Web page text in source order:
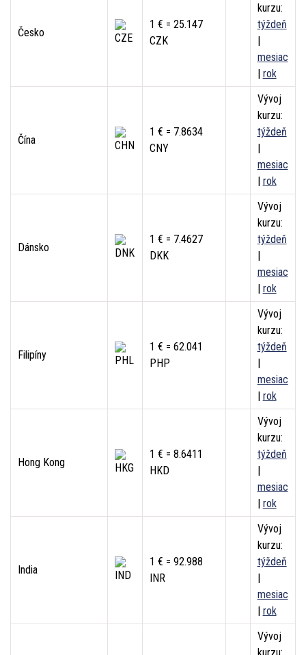
Česko
1 € = 25.147
CZK
kurzu:
týždeň
|
mesiac
| rok
Čína
1 € = 7.8634
CNY
Vývoj
kurzu:
týždeň
|
mesiac
| rok
Dánsko
1 € = 7.4627
DKK
Vývoj
kurzu:
týždeň
|
mesiac
| rok
Filipíny
1 € = 62.041
PHP
Vývoj
kurzu:
týždeň
|
mesiac
| rok
Hong Kong
1 € = 8.6411
HKD
Vývoj
kurzu:
týždeň
|
mesiac
| rok
India
1 € = 92.988
INR
Vývoj
kurzu:
týždeň
|
mesiac
| rok
Vývoj